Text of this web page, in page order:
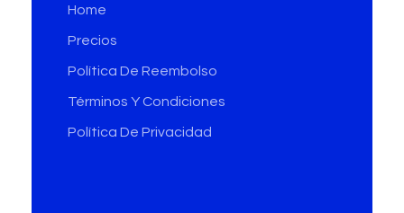
Home
Precios
Política De Reembolso
Términos Y Condiciones
Política De Privacidad